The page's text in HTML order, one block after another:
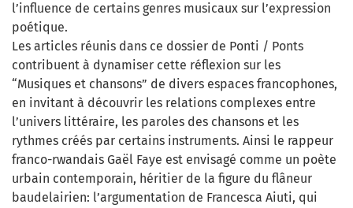
l’influence de certains genres musicaux sur l’expression
poétique.
Les articles réunis dans ce dossier de Ponti / Ponts
contribuent à dynamiser cette réflexion sur les
“Musiques et chansons” de divers espaces francophones,
en invitant à découvrir les relations complexes entre
l’univers littéraire, les paroles des chansons et les
rythmes créés par certains instruments. Ainsi le rappeur
franco-rwandais Gaël Faye est envisagé comme un poète
urbain contemporain, héritier de la figure du flâneur
baudelairien: l’argumentation de Francesca Aiuti, qui